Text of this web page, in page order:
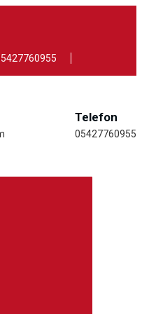
Telefon
05427760955